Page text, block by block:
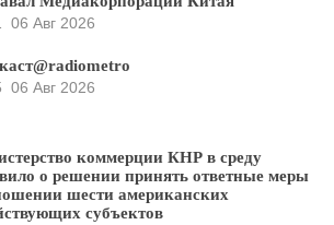
06 Авг 2026
06 Авг 2026
коммерции КНР в среду
о решении принять ответные меры
шести американских
субъектов